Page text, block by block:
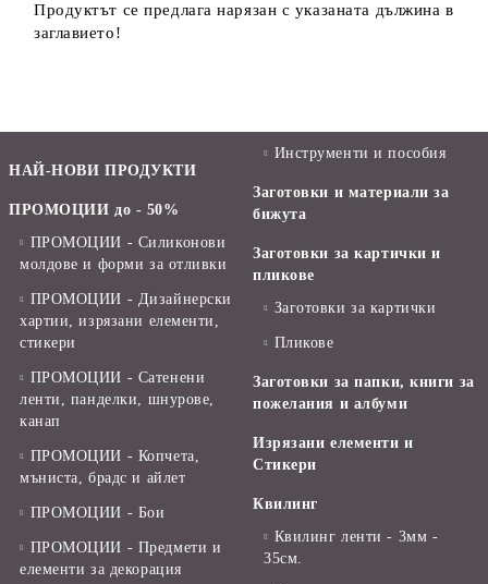
Продуктът се предлага нарязан с указаната дължина в
заглавието!
НАЙ-НОВИ ПРОДУКТИ
ПРОМОЦИИ до - 50%
ПРОМОЦИИ - Силиконови
молдове и форми за отливки
ПРОМОЦИИ - Дизайнерски
хартии, изрязани елементи,
стикери
ПРОМОЦИИ - Сатенени
ленти, панделки, шнурове,
канап
ПРОМОЦИИ - Копчета,
мъниста, брадс и айлет
ПРОМОЦИИ - Бои
ПРОМОЦИИ - Предмети и
елементи за декорация
Инструменти и пособия
Заготовки и материали за
бижута
Заготовки за картички и
пликове
Заготовки за картички
Пликове
Заготовки за папки, книги за
пожелания и албуми
Изрязани елементи и
Стикери
Квилинг
Квилинг ленти - 3мм -
35см.